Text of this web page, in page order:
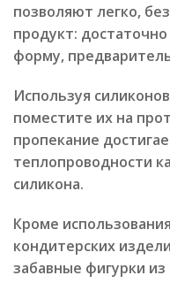
позволяют легко,
продукт:
форму,
Используя
поместите их на
пропекание
теплопроводности
силикона.
Кроме
кондитерских
забавные фигурки